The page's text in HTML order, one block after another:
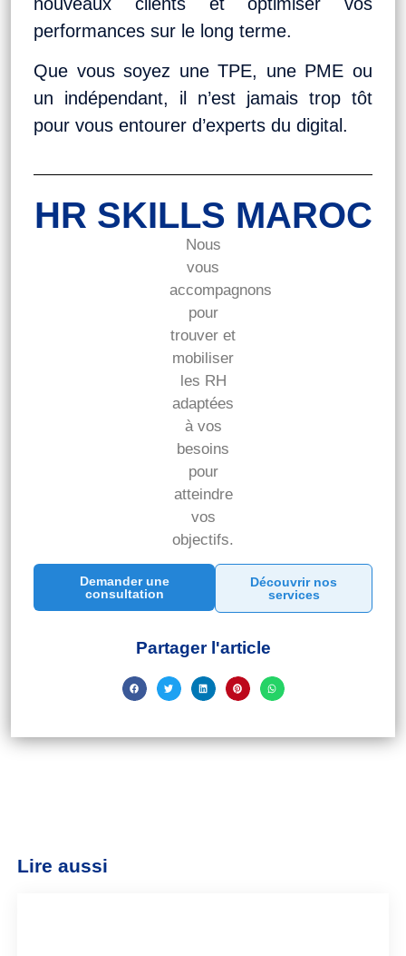
performances sur le long terme.
Que vous soyez une TPE, une PME ou
un indépendant, il n’est jamais trop tôt
pour vous entourer d’experts du digital.
HR SKILLS MAROC
Nous
vous
accompagnons
pour
trouver et
mobiliser
les RH
adaptées
à vos
besoins
pour
atteindre
vos
objectifs.
Demander une
consultation
Découvrir nos
services
Partager l'article
Lire aussi